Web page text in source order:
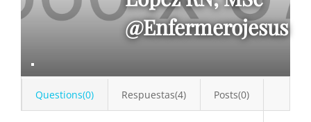
@enfermerojesus
Questions(0) Respuestas(4) Posts(0)